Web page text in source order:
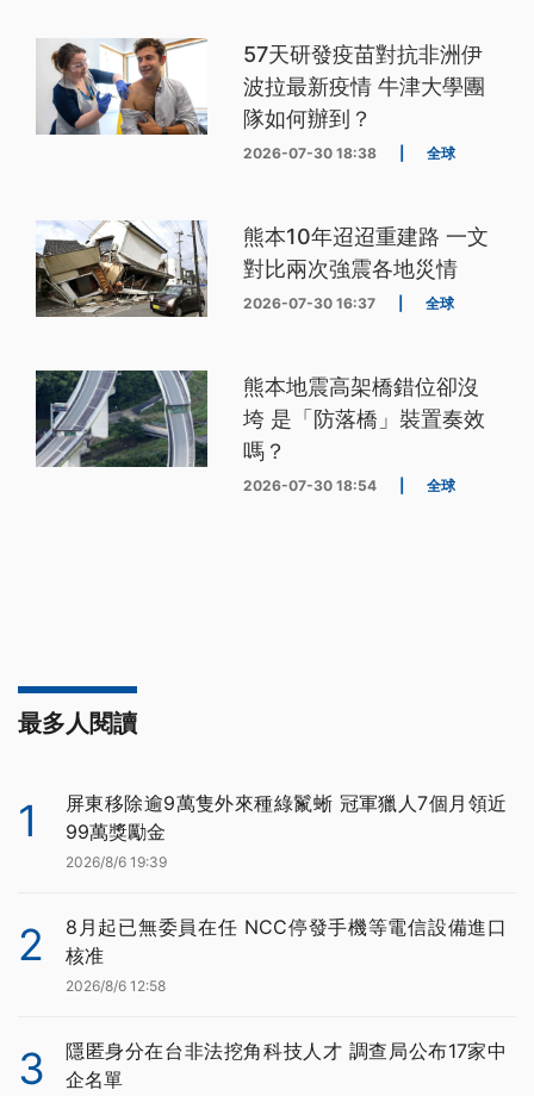
57天研發疫苗對抗非洲伊
波拉最新疫情 牛津大學團
隊如何辦到？
2026-07-30 18:38 全球
熊本10年迢迢重建路 一文
對比兩次強震各地災情
2026-07-30 16:37 全球
熊本地震高架橋錯位卻沒
垮 是「防落橋」裝置奏效
嗎？
2026-07-30 18:54 全球
最多人閱讀
1
屏東移除逾9萬隻外來種綠鬣蜥 冠軍獵人7個月領近
99萬獎勵金
2026/8/6 19:39
2
8月起已無委員在任 NCC停發手機等電信設備進口
核准
2026/8/6 12:58
3
隱匿身分在台非法挖角科技人才 調查局公布17家中
企名單